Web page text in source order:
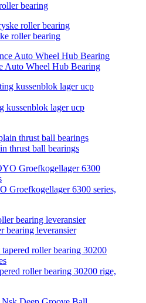
bearing
roller bearing
Auto Wheel Hub Bearing
kussenblok lager ucp
thrust ball bearings
Groefkogellager 6300 series,
bearing leveransier
roller bearing 30200 rige,